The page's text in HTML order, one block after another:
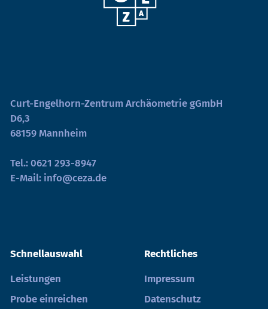
Curt-Engelhorn-Zentrum Archäometrie gGmbH
D6,3
68159 Mannheim
Tel.:0621 293-8947
E-Mail: info@ceza.de
Schnellauswahl
Leistungen
Probe einreichen
Rechtliches
Impressum
Datenschutz